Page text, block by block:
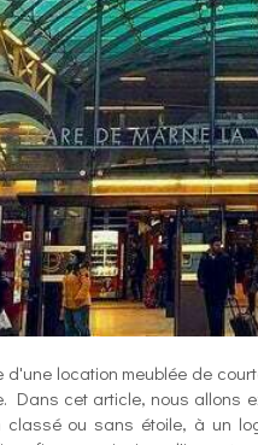
d'une location meublée de
Dans cet article, nous allons
ou sans étoile, à un